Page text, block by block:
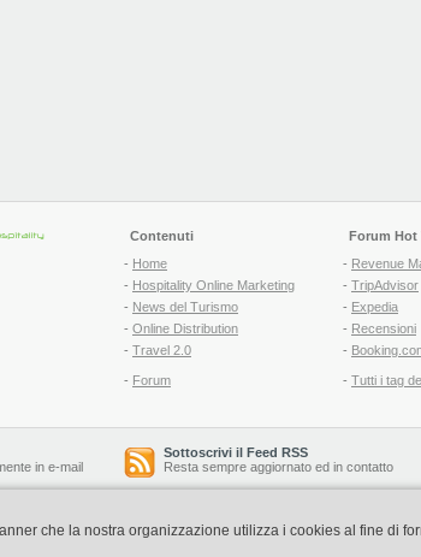
Contenuti
- Home
- Hospitality Online Marketing
- News del Turismo
- Online Distribution
- Travel 2.0
- Forum
Forum Hot
- Revenue
- TripAdvisor
- Expedia
- Recensioni
-
- Tutti i tag
in e-mail
Sottoscrivi il Feed RSS
Resta sempre aggiornato ed in contatto
da Copyright © 2006-
che la nostra organizzazione utilizza i cookies al fine di